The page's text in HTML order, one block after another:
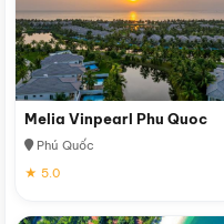
Melia Vinpearl Phu Quoc
Phú Quốc
★ 5.0